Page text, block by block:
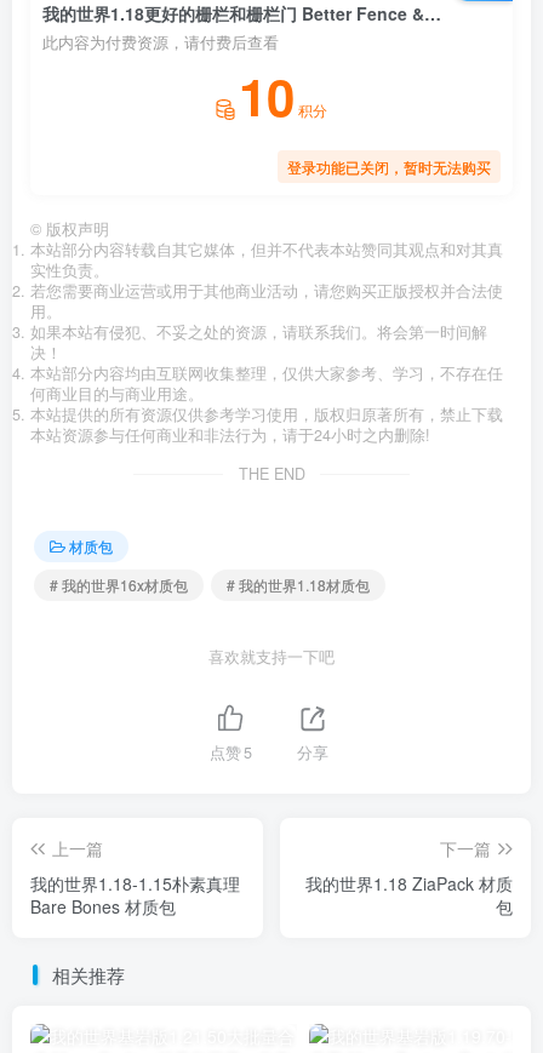
我的世界1.18更好的栅栏和栅栏门 Better Fence & Gates 材质包
此内容为付费资源，请付费后查看
10 积分
登录功能已关闭，暂时无法购买
© 版权声明
本站部分内容转载自其它媒体，但并不代表本站赞同其观点和对其真
实性负责。
若您需要商业运营或用于其他商业活动，请您购买正版授权并合法使
用。
如果本站有侵犯、不妥之处的资源，请联系我们。将会第一时间解
决！
本站部分内容均由互联网收集整理，仅供大家参考、学习，不存在任
何商业目的与商业用途。
本站提供的所有资源仅供参考学习使用，版权归原著所有，禁止下载
本站资源参与任何商业和非法行为，请于24小时之内删除!
THE END
材质包
# 我的世界16x材质包
# 我的世界1.18材质包
喜欢就支持一下吧
点赞5 分享
上一篇
我的世界1.18-1.15朴素真理
Bare Bones 材质包
下一篇
我的世界1.18 ZiaPack 材质
包
相关推荐